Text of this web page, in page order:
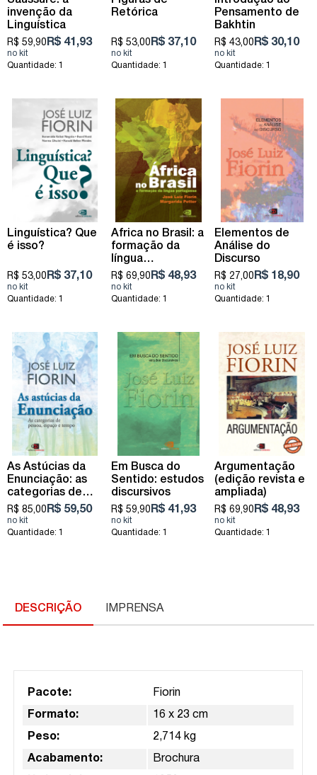
invenção da
Linguística
R$ 59,90 R$ 41,93
Quantidade: 1
Retórica
R$ 53,00 R$ 37,10
Quantidade: 1
Pensamento de
Bakhtin
R$ 43,00 R$ 30,10
Quantidade: 1
Linguística? Que
é isso?
R$ 53,00 R$ 37,10
Quantidade: 1
África no Brasil: a
formação da
língua
portuguesa
R$ 69,90 R$ 48,93
Quantidade: 1
Elementos de
Análise do
Discurso
R$ 27,00 R$ 18,90
Quantidade: 1
As Astúcias da
Enunciação: as
categorias de
pessoa, espaço e
tempo
R$ 85,00 R$ 59,50
Quantidade: 1
Em Busca do
Sentido: estudos
discursivos
R$ 59,90 R$ 41,93
Quantidade: 1
Argumentação
(edição revista e
ampliada)
R$ 69,90 R$ 48,93
Quantidade: 1
DESCRIÇÃO IMPRENSA
Pacote: Fiorin
Formato: 16 x 23 cm
Peso: 2,714 kg
Acabamento: Brochura